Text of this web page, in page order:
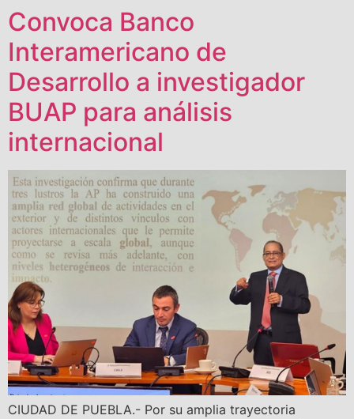
Convoca Banco
Interamericano de
Desarrollo a investigador
BUAP para análisis
internacional
CIUDAD DE PUEBLA.- Por su amplia trayectoria